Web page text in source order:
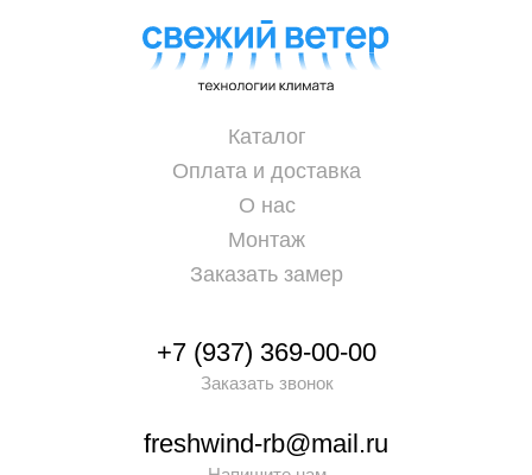
+7 (937) 369-00-00
Заказать звонок
freshwind-rb@mail.ru
Каталог
Оплата и доставка
О нас
Монтаж
Заказать замер